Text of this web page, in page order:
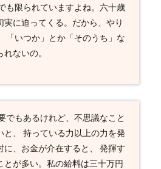
も限られていますよね。六十歳
実に迫ってくる。だから、やり
「いつか」とか「そのうち」な
ないの。
でもあるけれど、不思議なこと
と、 持っている力以上の力を発
に、お金が介在すると、 発揮す
とが多い。私の給料は三十万円